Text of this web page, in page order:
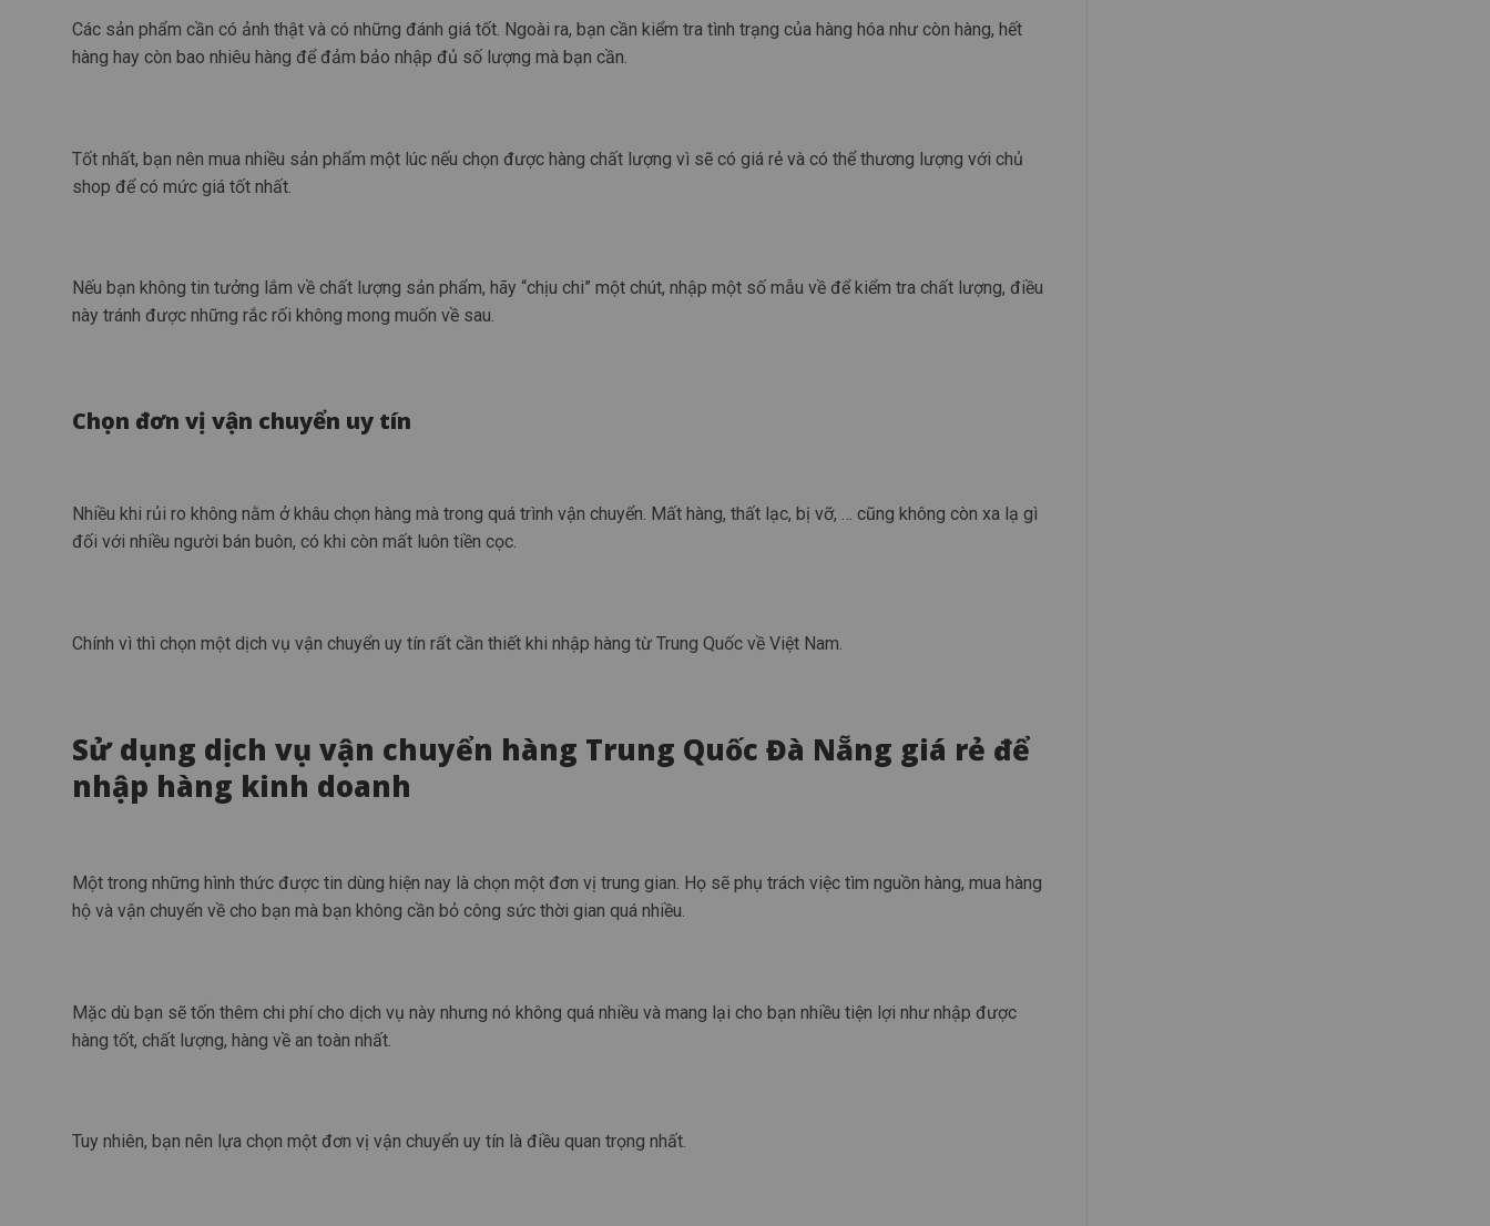
Các sản phẩm cần có ảnh thật và có những đánh giá tốt. Ngoài ra, bạn cần kiểm tra tình trạng của hàng hóa như còn hàng, hết
hàng hay còn bao nhiêu hàng để đảm bảo nhập đủ số lượng mà bạn cần.
Tốt nhất, bạn nên mua nhiều sản phẩm một lúc nếu chọn được hàng chất lượng vì sẽ có giá rẻ và có thể thương lượng với chủ
shop để có mức giá tốt nhất.
Nếu bạn không tin tưởng lắm về chất lượng sản phẩm, hãy “chịu chi” một chút, nhập một số mẫu về để kiểm tra chất lượng, điều
này tránh được những rắc rối không mong muốn về sau.
Chọn đơn vị vận chuyển uy tín
Nhiều khi rủi ro không nằm ở khâu chọn hàng mà trong quá trình vận chuyển. Mất hàng, thất lạc, bị vỡ, … cũng không còn xa lạ gì
đối với nhiều người bán buôn, có khi còn mất luôn tiền cọc.
Chính vì thì chọn một dịch vụ vận chuyển uy tín rất cần thiết khi nhập hàng từ Trung Quốc về Việt Nam.
Sử dụng dịch vụ vận chuyển hàng Trung Quốc Đà Nẵng giá rẻ để
nhập hàng kinh doanh
Một trong những hình thức được tin dùng hiện nay là chọn một đơn vị trung gian. Họ sẽ phụ trách việc tìm nguồn hàng, mua hàng
hộ và vận chuyển về cho bạn mà bạn không cần bỏ công sức thời gian quá nhiều.
Mặc dù bạn sẽ tốn thêm chi phí cho dịch vụ này nhưng nó không quá nhiều và mang lại cho bạn nhiều tiện lợi như nhập được
hàng tốt, chất lượng, hàng về an toàn nhất.
Tuy nhiên, bạn nên lựa chọn một đơn vị vận chuyển uy tín là điều quan trọng nhất.